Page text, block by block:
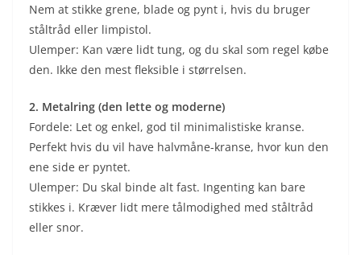
Nem at stikke grene, blade og pynt i, hvis du bruger
ståltråd eller limpistol.
Ulemper: Kan være lidt tung, og du skal som regel købe
den. Ikke den mest fleksible i størrelsen.
2. Metalring (den lette og moderne)
Fordele: Let og enkel, god til minimalistiske kranse.
Perfekt hvis du vil have halvmåne-kranse, hvor kun den
ene side er pyntet.
Ulemper: Du skal binde alt fast. Ingenting kan bare
stikkes i. Kræver lidt mere tålmodighed med ståltråd
eller snor.